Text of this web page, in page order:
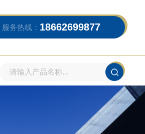
服务热线： 18662699877